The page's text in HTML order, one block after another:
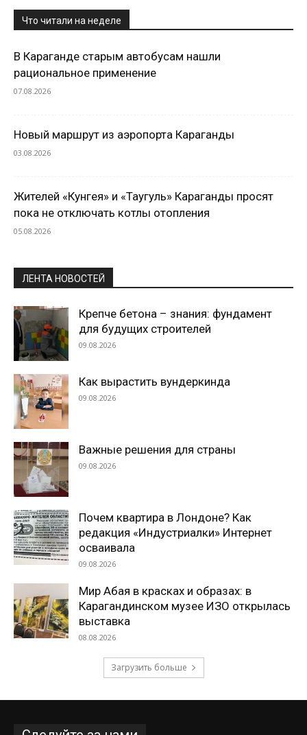
Что читали на неделе
В Караганде старым автобусам нашли
рациональное применение
07.08.2026
Новый маршрут из аэропорта Караганды
03.08.2026
Жителей «Кунгея» и «Таугуль» Караганды просят
пока не отключать котлы отопления
05.08.2026
ЛЕНТА НОВОСТЕЙ
Крепче бетона – знания: фундамент
для будущих строителей
09.08.2026
Как вырастить вундеркинда
09.08.2026
Важные решения для страны
09.08.2026
Почем квартира в Лондоне? Как
редакция «Индустриалки» Интернет
осваивала
09.08.2026
Мир Абая в красках и образах: в
Карагандинском музее ИЗО открылась
выставка
08.08.2026
Загрузить больше